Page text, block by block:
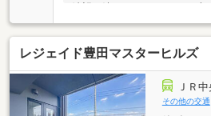
希望が決まっていなくても大
【理想】をお聞かせください
全・楽しい】と感じていただ
します！◆お客様が本当に「
お伝えします！物件の良い点
明、融資可能額や返済計画も
ーン残債を見える化し、金利
レジェイド豊田マスターヒルズ
ＪＲ
その他の交通